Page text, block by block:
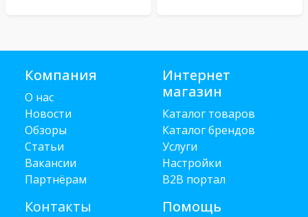
Компания
О нас
Новости
Обзоры
Статьи
Вакансии
Партнёрам
Контакты
Интернет
магазин
Каталог товаров
Каталог брендов
Услуги
Настройки
B2B портал
Помощь